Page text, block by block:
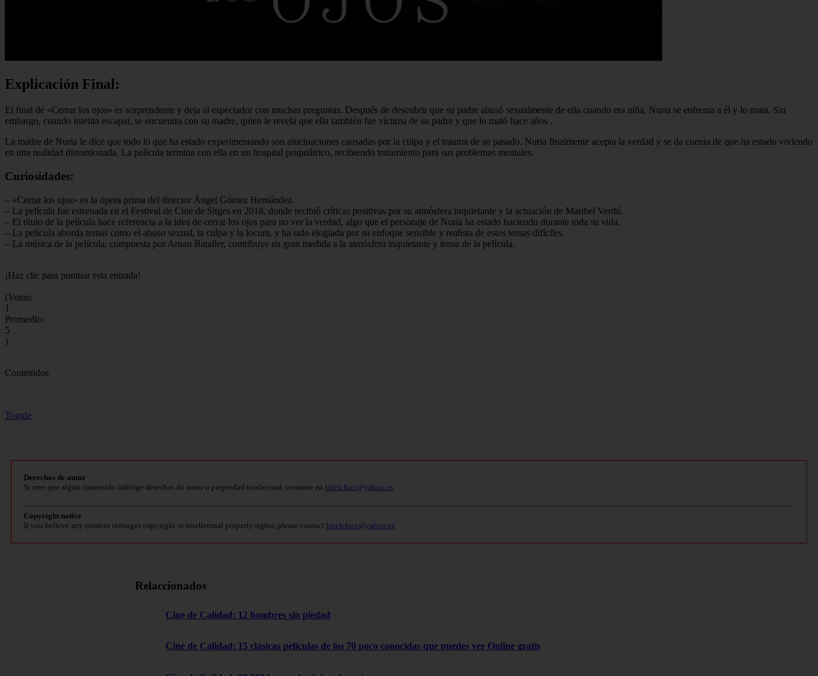
Explicación Final:
El final de «Cerrar los ojos» es sorprendente y deja al espectador con muchas preguntas. Después de descubrir que su padre abusó sexualmente de ella cuando era niña, Nuria se enfrenta a él y lo mata. Sin
embargo, cuando intenta escapar, se encuentra con su madre, quien le revela que ella también fue víctima de su padre y que lo mató hace años .
La madre de Nuria le dice que todo lo que ha estado experimentando son alucinaciones causadas por la culpa y el trauma de su pasado. Nuria finalmente acepta la verdad y se da cuenta de que ha estado viviendo
en una realidad distorsionada. La película termina con ella en un hospital psiquiátrico, recibiendo tratamiento para sus problemas mentales.
Curiosidades:
– «Cerrar los ojos» es la ópera prima del director Ángel Gómez Hernández.
– La película fue estrenada en el Festival de Cine de Sitges en 2018, donde recibió críticas positivas por su atmósfera inquietante y la actuación de Maribel Verdú.
– El título de la película hace referencia a la idea de cerrar los ojos para no ver la verdad, algo que el personaje de Nuria ha estado haciendo durante toda su vida.
– La película aborda temas como el abuso sexual, la culpa y la locura, y ha sido elogiada por su enfoque sensible y realista de estos temas difíciles.
– La música de la película, compuesta por Arnau Bataller, contribuye en gran medida a la atmósfera inquietante y tensa de la película.
¡Haz clic para puntuar esta entrada!
(Votos:
1
Promedio:
5
)
Contenidos
Toggle
Derechos de autor
Si cree que algún contenido infringe derechos de autor o propiedad intelectual, contacte en bitelchux@yahoo.es
Copyright notice
If you believe any content infringes copyright or intellectual property rights, please contact bitelchux@yahoo.es
Relaccionados
Cine de Calidad: 12 hombres sin piedad
Cine de Calidad: 15 clásicas películas de los 70 poco conocidas que puedes ver Online gratis